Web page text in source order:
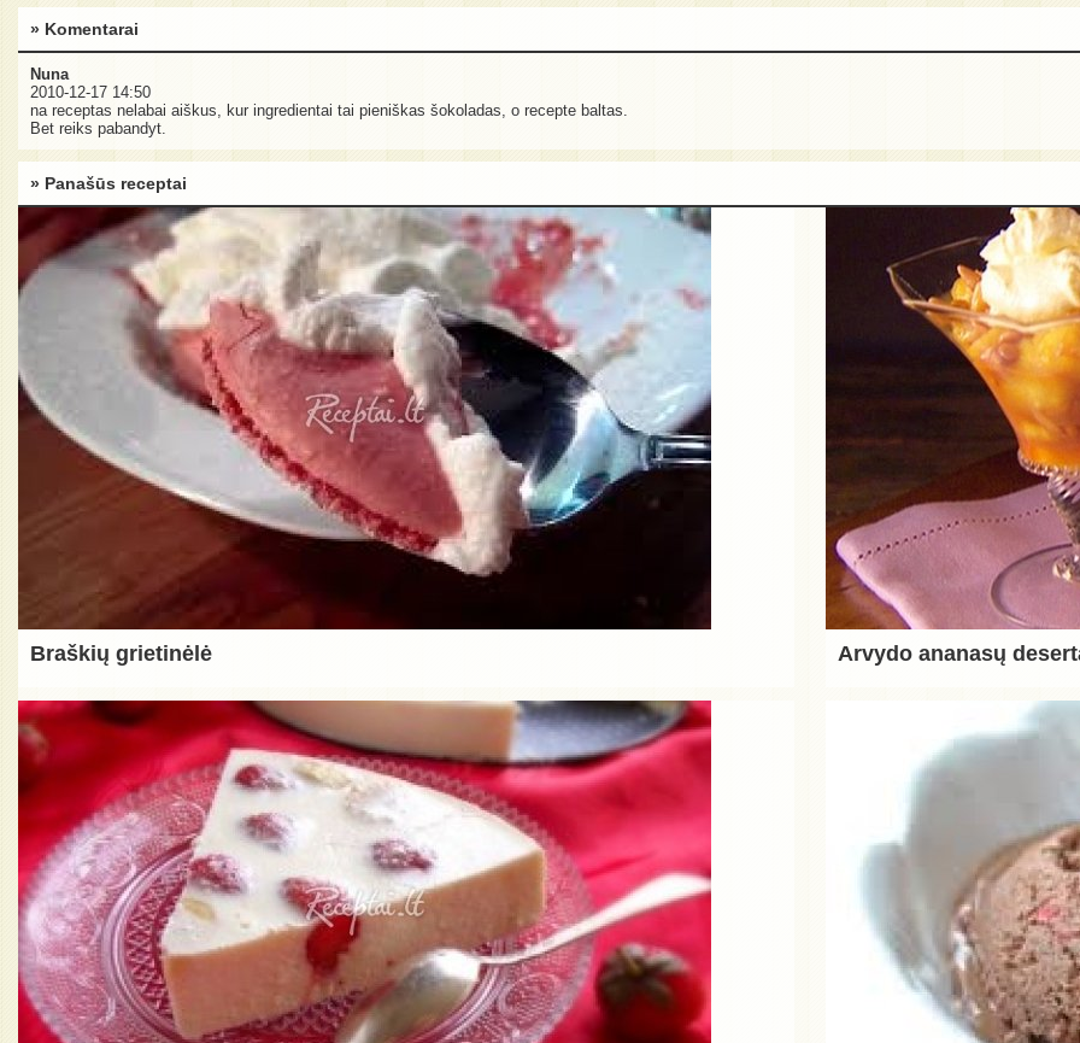
» Komentarai
Nuna
2010-12-17 14:50
na receptas nelabai aiškus, kur ingredientai tai pieniškas šokoladas, o recepte baltas.
Bet reiks pabandyt.
» Panašūs receptai
Braškių grietinėlė Arvydo ananasų